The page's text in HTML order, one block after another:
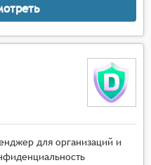
для организаций и